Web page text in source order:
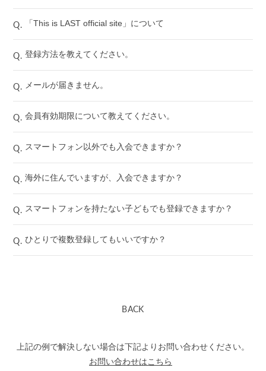
Q. 「This is LAST official site」について
Q. 登録方法を教えてください。
Q. メールが届きません。
Q. 会員有効期限について教えてください。
Q. スマートフォン以外でも入会できますか？
Q. 海外に住んでいますが、入会できますか？
Q. スマートフォンを持たない子どもでも登録できますか？
Q. ひとりで複数登録してもいいですか？
BACK
上記の例で解決しない場合は下記よりお問い合わせください。
お問い合わせはこちら